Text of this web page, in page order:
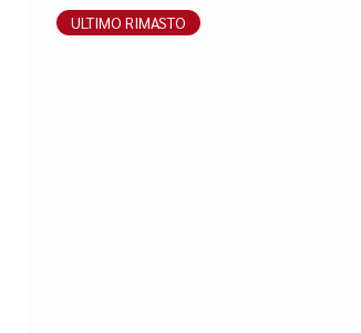
ULTIMO RIMASTO